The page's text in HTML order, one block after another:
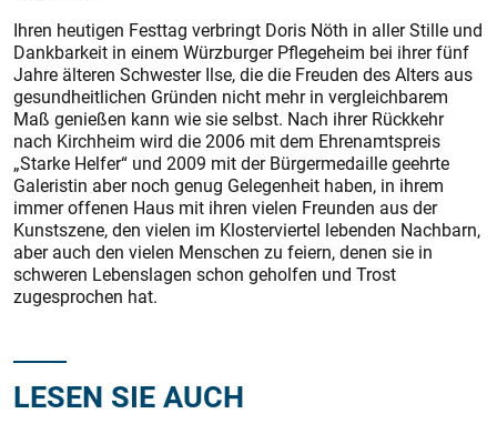
Ihren heutigen Festtag verbringt Doris Nöth in aller Stille und
Dankbarkeit in einem Würzburger Pflegeheim bei ihrer fünf
Jahre älteren Schwester Ilse, die die Freuden des Alters aus
gesundheitlichen Gründen nicht mehr in vergleichbarem
Maß genießen kann wie sie selbst. Nach ihrer Rückkehr
nach Kirchheim wird die 2006 mit dem Ehrenamtspreis
„Starke Helfer“ und 2009 mit der Bürgermedaille geehrte
Galeristin aber noch genug Gelegenheit haben, in ihrem
immer offenen Haus mit ihren vielen Freunden aus der
Kunstszene, den vielen im Klosterviertel lebenden Nachbarn,
aber auch den vielen Menschen zu feiern, denen sie in
schweren Lebenslagen schon geholfen und Trost
zugesprochen hat.
LESEN SIE AUCH